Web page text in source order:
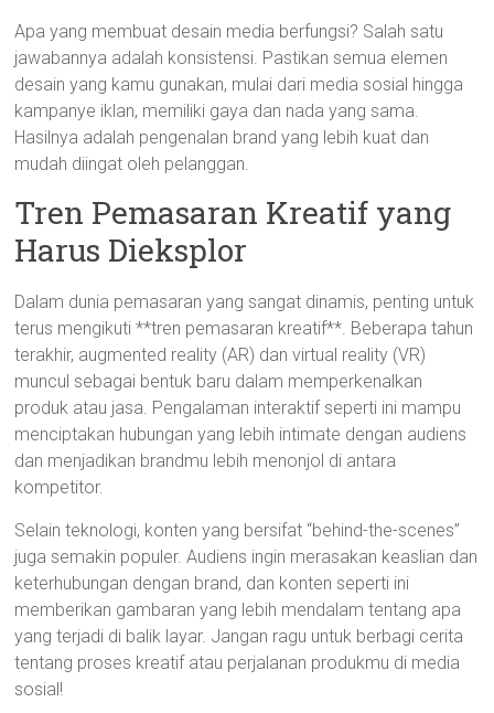
Apa yang membuat desain media berfungsi? Salah satu
jawabannya adalah konsistensi. Pastikan semua elemen
desain yang kamu gunakan, mulai dari media sosial hingga
kampanye iklan, memiliki gaya dan nada yang sama.
Hasilnya adalah pengenalan brand yang lebih kuat dan
mudah diingat oleh pelanggan.
Tren Pemasaran Kreatif yang
Harus Dieksplor
Dalam dunia pemasaran yang sangat dinamis, penting untuk
terus mengikuti **tren pemasaran kreatif**. Beberapa tahun
terakhir, augmented reality (AR) dan virtual reality (VR)
muncul sebagai bentuk baru dalam memperkenalkan
produk atau jasa. Pengalaman interaktif seperti ini mampu
menciptakan hubungan yang lebih intimate dengan audiens
dan menjadikan brandmu lebih menonjol di antara
kompetitor.
Selain teknologi, konten yang bersifat “behind-the-scenes”
juga semakin populer. Audiens ingin merasakan keaslian dan
keterhubungan dengan brand, dan konten seperti ini
memberikan gambaran yang lebih mendalam tentang apa
yang terjadi di balik layar. Jangan ragu untuk berbagi cerita
tentang proses kreatif atau perjalanan produkmu di media
sosial!